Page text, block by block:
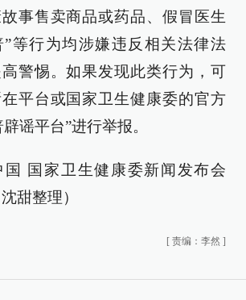
事售卖商品或药品、假冒医生
等行为均涉嫌违反相关法律法
警惕。如果发现此类行为，可
平台或国家卫生健康委的官方
谣平台”进行举报。
国 国家卫生健康委新闻发布会
甜整理）
[ 责编：李然 ]